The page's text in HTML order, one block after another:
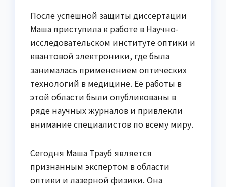
После успешной защиты диссертации
Маша приступила к работе в Научно-
исследовательском институте оптики и
квантовой электроники, где была
занималась применением оптических
технологий в медицине. Ее работы в
этой области были опубликованы в
ряде научных журналов и привлекли
внимание специалистов по всему миру.
Сегодня Маша Трауб является
признанным экспертом в области
оптики и лазерной физики. Она